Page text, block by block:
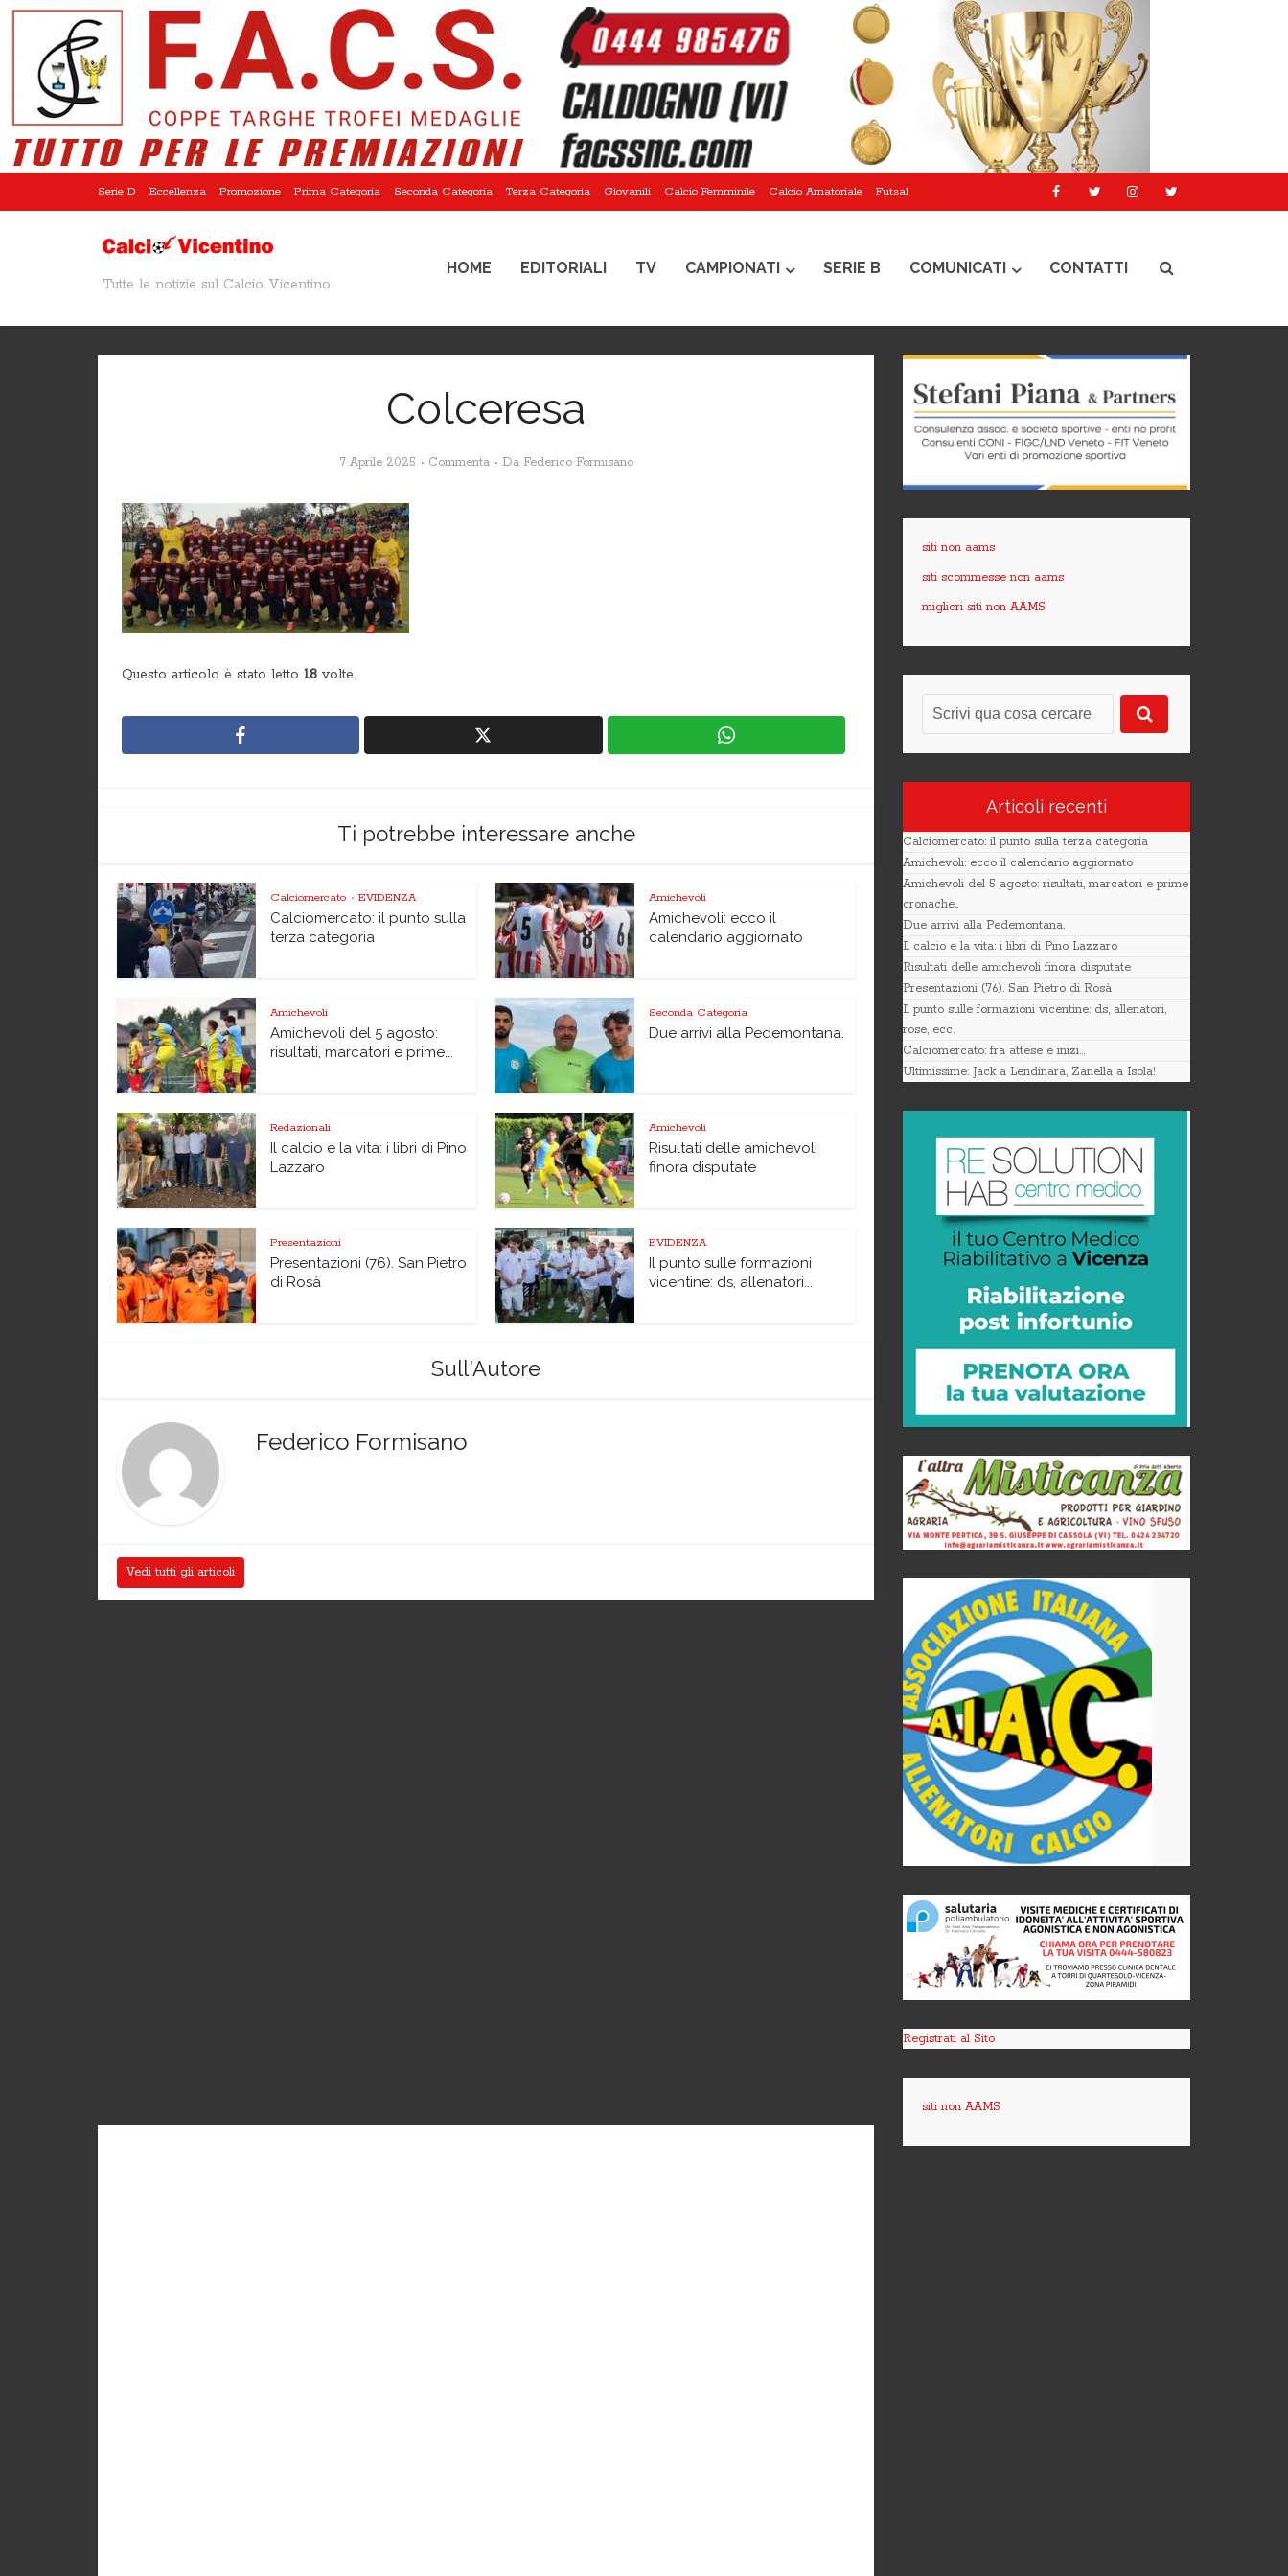
Serie D Eccellenza Promozione Prima Categoria Seconda Categoria Terza Categoria Giovanili Calcio Femminile Calcio Amatoriale Futsal
Tutte le notizie sul Calcio Vicentino
HOME EDITORIALI TV CAMPIONATI SERIE B COMUNICATI CONTATTI
Colceresa
7 Aprile 2025 Commenta Da Federico Formisano
Questo articolo è stato letto 18 volte.
Ti potrebbe interessare anche
Calciomercato • EVIDENZA
Calciomercato: il punto sulla
terza categoria
Amichevoli
Amichevoli: ecco il
calendario aggiornato
Amichevoli
Amichevoli del 5 agosto:
risultati, marcatori e prime...
Seconda Categoria
Due arrivi alla Pedemontana.
Redazionali
Il calcio e la vita: i libri di Pino
Lazzaro
Amichevoli
Risultati delle amichevoli
finora disputate
Presentazioni
Presentazioni (76). San Pietro
di Rosà
EVIDENZA
Il punto sulle formazioni
vicentine: ds, allenatori...
Sull'Autore
Federico Formisano
Vedi tutti gli articoli
siti non aams
siti scommesse non aams
migliori siti non AAMS
Articoli recenti
Calciomercato: il punto sulla terza categoria
Amichevoli: ecco il calendario aggiornato
Amichevoli del 5 agosto: risultati, marcatori e prime
cronache..
Due arrivi alla Pedemontana.
Il calcio e la vita: i libri di Pino Lazzaro
Risultati delle amichevoli finora disputate
Presentazioni (76). San Pietro di Rosà
Il punto sulle formazioni vicentine: ds, allenatori,
rose, ecc.
Calciomercato: fra attese e inizi…
Ultimissime: Jack a Lendinara, Zanella a Isola!
Registrati al Sito
siti non AAMS